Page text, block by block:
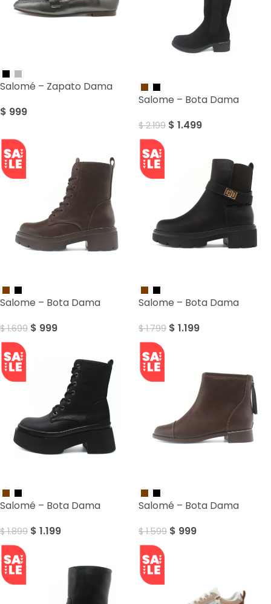
Salomé – Zapato Dama
$ 999
Salome – Bota Dama
$2.199 $ 1.499
Salome – Bota Dama
$1.699 $ 999
Salome – Bota Dama
$1.799 $ 1.199
Salomé – Bota Dama
$1.899 $ 1.199
Salomé – Bota Dama
$1.599 $ 999